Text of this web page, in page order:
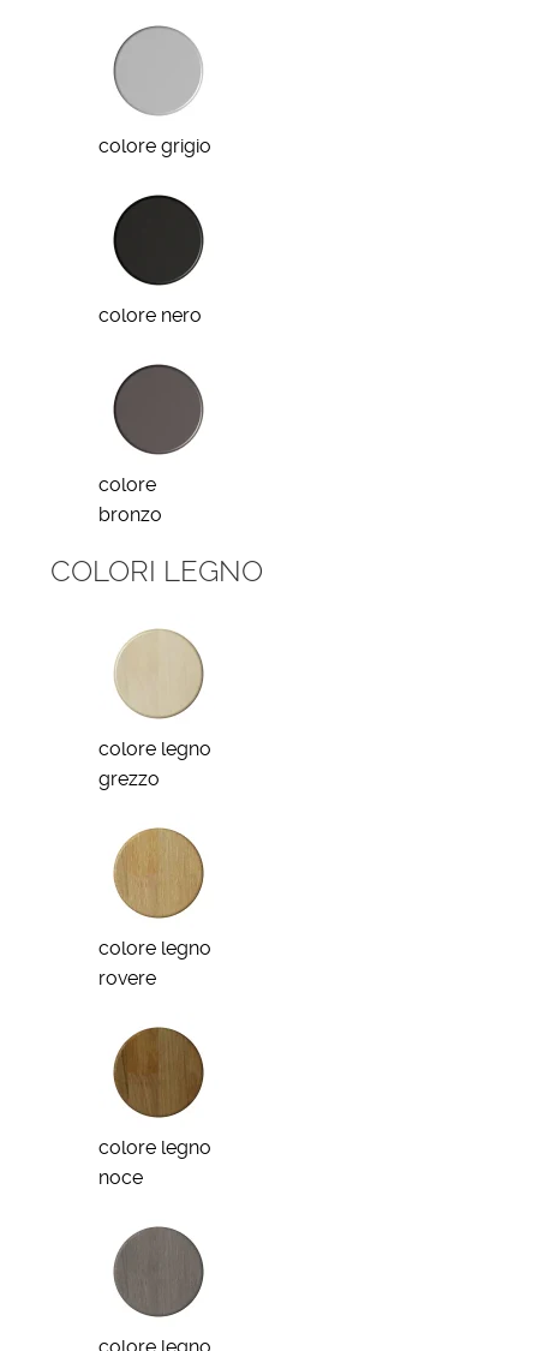
colore grigio
colore nero
colore
bronzo
COLORI LEGNO
colore legno
grezzo
colore legno
rovere
colore legno
noce